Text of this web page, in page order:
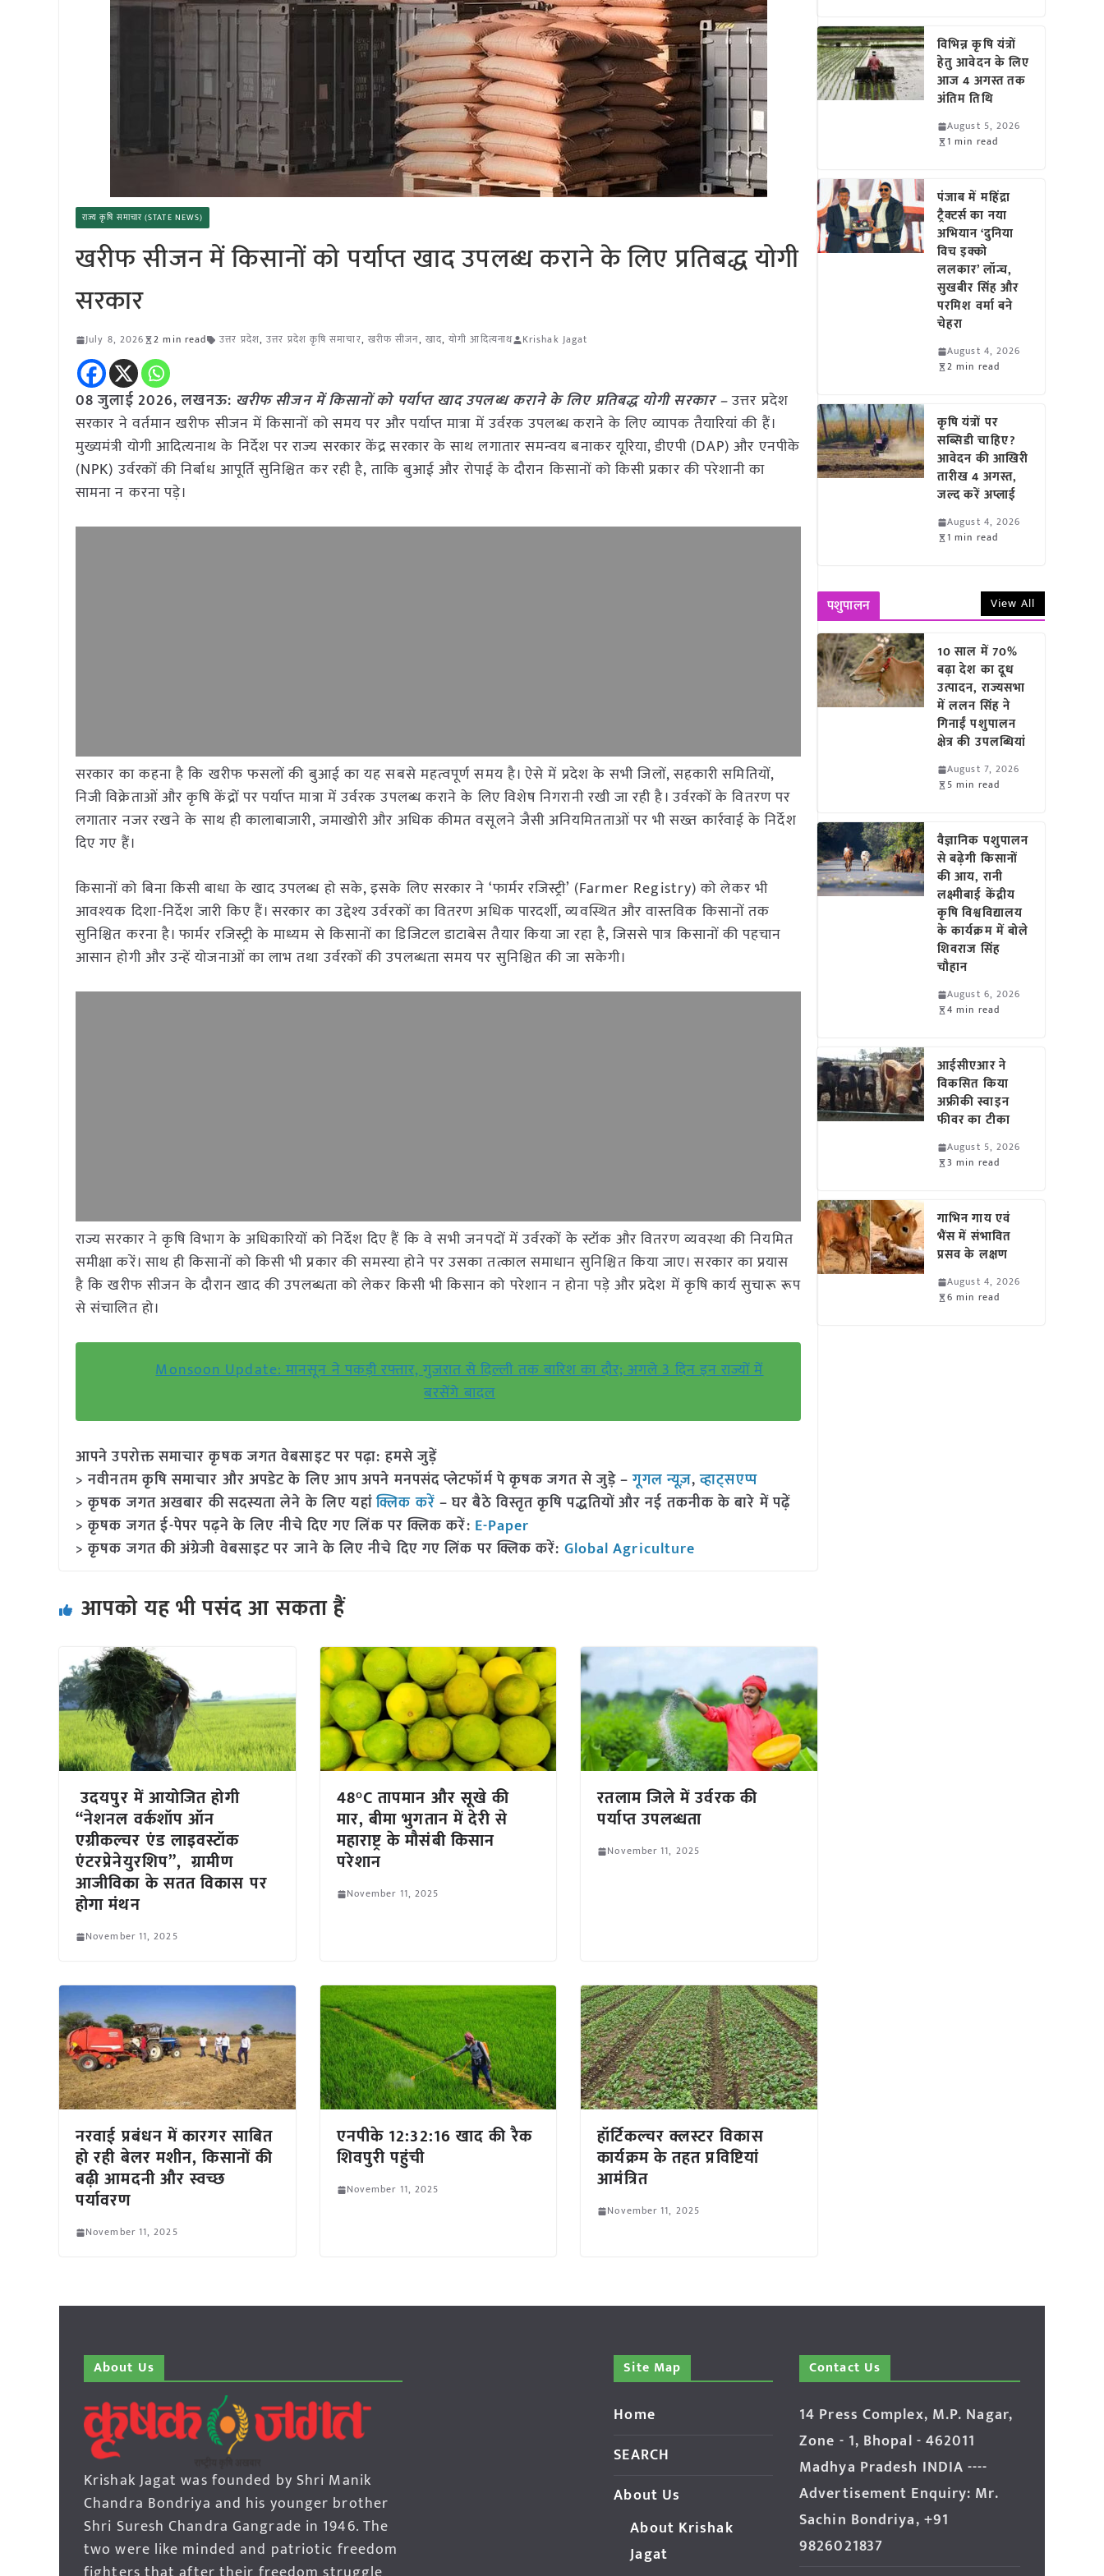
राज्य कृषि समाचार (STATE NEWS)
खरीफ सीजन में किसानों को पर्याप्त खाद उपलब्ध कराने के लिए प्रतिबद्ध योगी
सरकार
July 8, 2026 2 min read उत्तर प्रदेश,उत्तर प्रदेश कृषि समाचार, खरीफ सीजन, खाद,योगी आदित्यनाथ Krishak Jagat
08 जुलाई2026, लखनऊ: खरीफ सीजन में किसानों को पर्याप्त खाद उपलब्ध कराने के लिए प्रतिबद्ध योगी सरकार –उत्तर प्रदेश
सरकार ने वर्तमान खरीफ सीजन में किसानों को समय पर और पर्याप्त मात्रा में उर्वरक उपलब्ध कराने के लिए व्यापक तैयारियां की हैं।
मुख्यमंत्री योगी आदित्यनाथ के निर्देश पर राज्य सरकार केंद्र सरकार के साथ लगातार समन्वय बनाकर यूरिया, डीएपी (DAP) और एनपीके
(NPK) उर्वरकों की निर्बाध आपूर्ति सुनिश्चित कर रही है, ताकि बुआई और रोपाई के दौरान किसानों को किसी प्रकार की परेशानी का
सामना न करना पड़े।
सरकार का कहना है कि खरीफ फसलों की बुआई का यह सबसे महत्वपूर्ण समय है। ऐसे में प्रदेश के सभी जिलों, सहकारी समितियों,
निजी विक्रेताओं और कृषि केंद्रों पर पर्याप्त मात्रा में उर्वरक उपलब्ध कराने के लिए विशेष निगरानी रखी जा रही है। उर्वरकों के वितरण पर
लगातार नजर रखने के साथ ही कालाबाजारी, जमाखोरी और अधिक कीमत वसूलने जैसी अनियमितताओं पर भी सख्त कार्रवाई के निर्देश
दिए गए हैं।
किसानों को बिना किसी बाधा के खाद उपलब्ध हो सके, इसके लिए सरकार ने ‘फार्मर रजिस्ट्री’ (Farmer Registry) को लेकर भी
आवश्यक दिशा-निर्देश जारी किए हैं। सरकार का उद्देश्य उर्वरकों का वितरण अधिक पारदर्शी, व्यवस्थित और वास्तविक किसानों तक
सुनिश्चित करना है। फार्मर रजिस्ट्री के माध्यम से किसानों का डिजिटल डाटाबेस तैयार किया जा रहा है, जिससे पात्र किसानों की पहचान
आसान होगी और उन्हें योजनाओं का लाभ तथा उर्वरकों की उपलब्धता समय पर सुनिश्चित की जा सकेगी।
राज्य सरकार ने कृषि विभाग के अधिकारियों को निर्देश दिए हैं कि वे सभी जनपदों में उर्वरकों के स्टॉक और वितरण व्यवस्था की नियमित
समीक्षा करें। साथ ही किसानों को किसी भी प्रकार की समस्या होने पर उसका तत्काल समाधान सुनिश्चित किया जाए। सरकार का प्रयास
है कि खरीफ सीजन के दौरान खाद की उपलब्धता को लेकर किसी भी किसान को परेशान न होना पड़े और प्रदेश में कृषि कार्य सुचारू रूप
से संचालित हो।
Monsoon Update: मानसून ने पकड़ी रफ्तार, गुजरात से दिल्ली तक बारिश का दौर; अगले 3 दिन इन राज्यों में
बरसेंगे बादल
आपने उपरोक्त समाचार कृषक जगत वेबसाइट पर पढ़ा: हमसे जुड़ें
> नवीनतम कृषि समाचार और अपडेट के लिए आप अपने मनपसंद प्लेटफॉर्म पे कृषक जगत से जुड़े –गूगल न्यूज़,व्हाट्सएप्प
> कृषक जगत अखबार की सदस्यता लेने के लिए यहांक्लिक करें – घर बैठे विस्तृत कृषि पद्धतियों और नई तकनीक के बारे में पढ़ें
> कृषक जगत ई-पेपर पढ़ने के लिए नीचे दिए गए लिंक पर क्लिक करें: E-Paper
> कृषक जगत की अंग्रेजी वेबसाइट पर जाने के लिए नीचे दिए गए लिंक पर क्लिक करें: Global Agriculture
आपको यह भी पसंद आ सकता हैं
उदयपुर में आयोजित होगी
“नेशनल वर्कशॉप ऑन
एग्रीकल्चर एंड लाइवस्टॉक
एंटरप्रेनेयुरशिप”, ग्रामीण
आजीविका के सतत विकास पर
होगा मंथन
November 11, 2025
48°C तापमान और सूखे की
मार, बीमा भुगतान में देरी से
महाराष्ट्र के मौसंबी किसान
परेशान
November 11, 2025
रतलाम जिले में उर्वरक की
पर्याप्त उपलब्धता
November 11, 2025
नरवाई प्रबंधन में कारगर साबित
हो रही बेलर मशीन, किसानों की
बढ़ी आमदनी और स्वच्छ
पर्यावरण
November 11, 2025
एनपीके 12:32:16 खाद की रैक
शिवपुरी पहुंची
November 11, 2025
हॉर्टिकल्चर क्लस्टर विकास
कार्यक्रम के तहत प्रविष्टियां
आमंत्रित
November 11, 2025
विभिन्न कृषि यंत्रों
हेतु आवेदन के लिए
आज 4 अगस्त तक
अंतिम तिथि
August 5, 2026
1 min read
पंजाब में महिंद्रा
ट्रैक्टर्स का नया
अभियान ‘दुनिया
विच इक्को
ललकार’ लॉन्च,
सुखबीर सिंह और
परमिश वर्मा बने
चेहरा
August 4, 2026
2 min read
कृषि यंत्रों पर
सब्सिडी चाहिए?
आवेदन की आखिरी
तारीख 4 अगस्त,
जल्द करें अप्लाई
August 4, 2026
1 min read
पशुपालन View All
10 साल में 70%
बढ़ा देश का दूध
उत्पादन, राज्यसभा
में ललन सिंह ने
गिनाईं पशुपालन
क्षेत्र की उपलब्धियां
August 7, 2026
5 min read
वैज्ञानिक पशुपालन
से बढ़ेगी किसानों
की आय, रानी
लक्ष्मीबाई केंद्रीय
कृषि विश्वविद्यालय
के कार्यक्रम में बोले
शिवराज सिंह
चौहान
August 6, 2026
4 min read
आईसीएआर ने
विकसित किया
अफ्रीकी स्वाइन
फीवर का टीका
August 5, 2026
3 min read
गाभिन गाय एवं
भैंस में संभावित
प्रसव के लक्षण
August 4, 2026
6 min read
About Us
Krishak Jagat was founded by Shri Manik
Chandra Bondriya and his younger brother
Shri Suresh Chandra Gangrade in 1946. The
two were like minded and patriotic freedom
Site Map
Home
SEARCH
About Us
About Krishak
Jagat
Contact Us
14 Press Complex, M.P. Nagar,
Zone - 1, Bhopal - 462011
Madhya Pradesh INDIA ----
Advertisement Enquiry: Mr.
Sachin Bondriya, +91
9826021837